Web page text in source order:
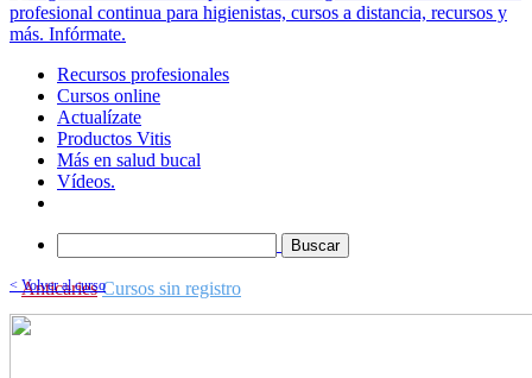
Recursos profesionales
Cursos online
Actualízate
Productos Vitis
Más en salud bucal
Vídeos.
Buscar
< Volver al curso
Anticaries Cursos sin registro